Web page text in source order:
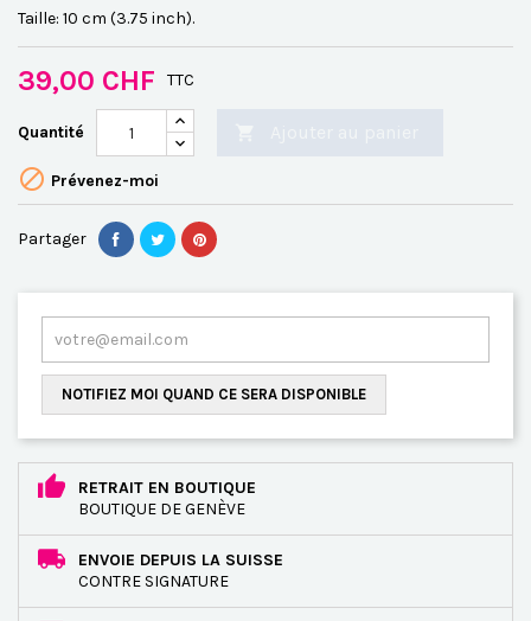
Taille: 10 cm (3.75 inch).
39,00 CHF TTC
Quantité
 Prévenez-moi
Partager
NOTIFIEZ MOI QUAND CE SERA DISPONIBLE
RETRAIT EN BOUTIQUE
BOUTIQUE DE GENÈVE
ENVOIE DEPUIS LA SUISSE
CONTRE SIGNATURE